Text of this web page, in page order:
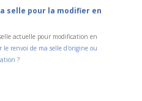
selle pour la modifier en
actuelle pour modification en
le renvoi de ma selle d'origine ou
?